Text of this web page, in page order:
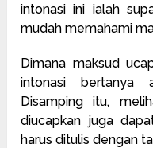
intonasi ini ialah
mudah memahami
Dimana maksud
intonasi bertanya
Disamping itu,
diucapkan juga
harus ditulis dengan